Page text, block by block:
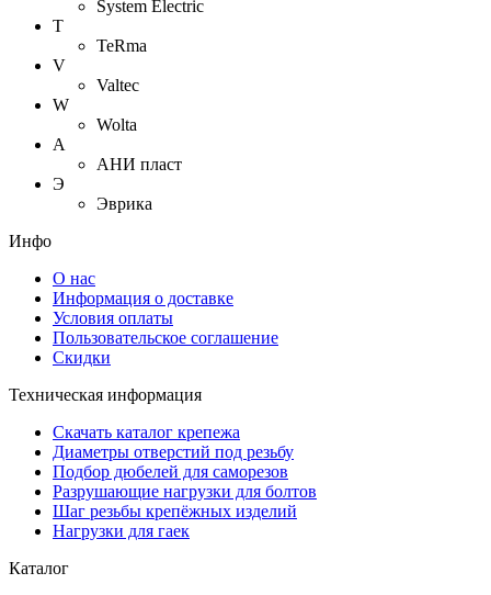
System Electric
T
TeRma
V
Valtec
W
Wolta
А
АНИ пласт
Э
Эврика
Инфо
О нас
Информация о доставке
Условия оплаты
Пользовательское соглашение
Скидки
Техническая информация
Скачать каталог крепежа
Диаметры отверстий под резьбу
Подбор дюбелей для саморезов
Разрушающие нагрузки для болтов
Шаг резьбы крепёжных изделий
Нагрузки для гаек
Каталог